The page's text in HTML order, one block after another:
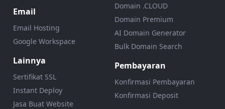
Email
Email Hosting
Google Workspace
Lainnya
Sertifikat SSL
Instant Deploy
Jasa Buat Website
Domain .CLOUD
Domain Premium
AI Domain Generator
Bulk Domain Search
Pembayaran
Konfirmasi Pembayaran
Konfirmasi Deposit